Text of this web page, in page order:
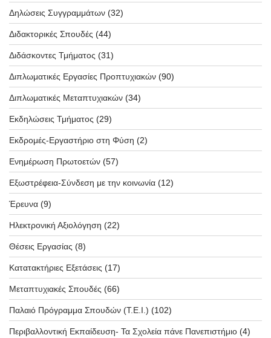
Δηλώσεις Συγγραμμάτων (32)
Διδακτορικές Σπουδές (44)
Διδάσκοντες Τμήματος (31)
Διπλωματικές Εργασίες Προπτυχιακών (90)
Διπλωματικές Μεταπτυχιακών (34)
Εκδηλώσεις Τμήματος (29)
Εκδρομές-Εργαστήριο στη Φύση (2)
Ενημέρωση Πρωτοετών (57)
Εξωστρέφεια-Σύνδεση με την κοινωνία (12)
Έρευνα (9)
Ηλεκτρονική Αξιολόγηση (22)
Θέσεις Εργασίας (8)
Κατατακτήριες Εξετάσεις (17)
Μεταπτυχιακές Σπουδές (66)
Παλαιό Πρόγραμμα Σπουδών (T.E.I.) (102)
Περιβαλλοντική Εκπαίδευση- Τα Σχολεία πάνε Πανεπιστήμιο (4)